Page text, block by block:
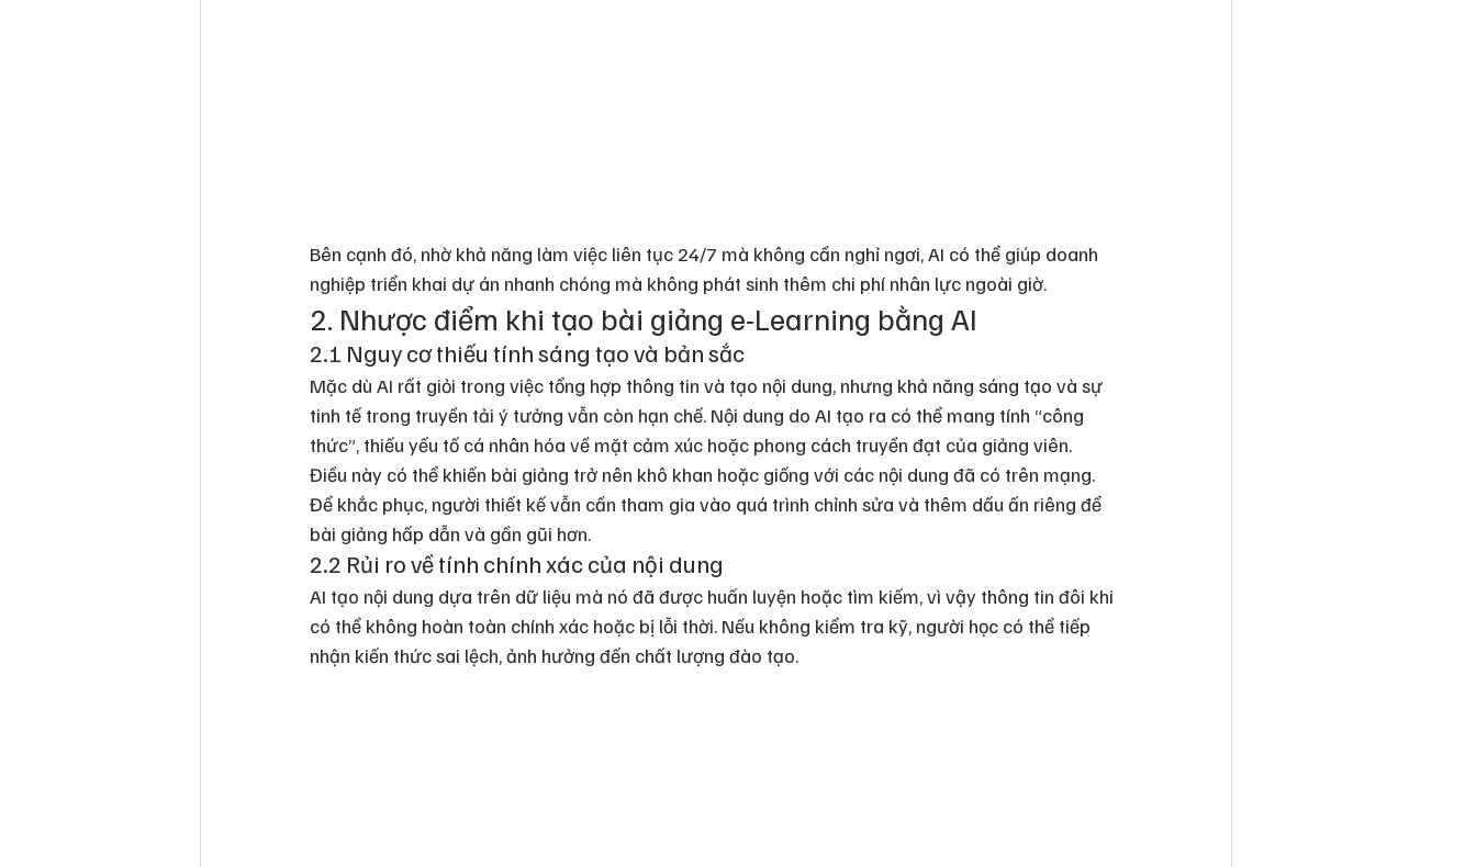
Bên cạnh đó, nhờ khả năng làm việc liên tục 24/7 mà không cần nghỉ ngơi, AI có thể giúp doanh
nghiệp triển khai dự án nhanh chóng mà không phát sinh thêm chi phí nhân lực ngoài giờ.
2. Nhược điểm khi tạo bài giảng e-Learning bằng AI
2.1 Nguy cơ thiếu tính sáng tạo và bản sắc
Mặc dù AI rất giỏi trong việc tổng hợp thông tin và tạo nội dung, nhưng khả năng sáng tạo và sự
tinh tế trong truyền tải ý tưởng vẫn còn hạn chế. Nội dung do AI tạo ra có thể mang tính “công
thức”, thiếu yếu tố cá nhân hóa về mặt cảm xúc hoặc phong cách truyền đạt của giảng viên.
Điều này có thể khiến bài giảng trở nên khô khan hoặc giống với các nội dung đã có trên mạng.
Để khắc phục, người thiết kế vẫn cần tham gia vào quá trình chỉnh sửa và thêm dấu ấn riêng để
bài giảng hấp dẫn và gần gũi hơn.
2.2 Rủi ro về tính chính xác của nội dung
AI tạo nội dung dựa trên dữ liệu mà nó đã được huấn luyện hoặc tìm kiếm, vì vậy thông tin đôi khi
có thể không hoàn toàn chính xác hoặc bị lỗi thời. Nếu không kiểm tra kỹ, người học có thể tiếp
nhận kiến thức sai lệch, ảnh hưởng đến chất lượng đào tạo.